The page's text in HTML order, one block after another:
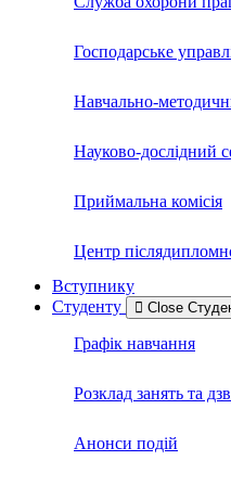
Господарське
Навчально-
Науково-дослідний
Приймальна комісія
Центр
Вступнику
Студенту
Close
Графік навчання
Розклад занять та
Анонси подій